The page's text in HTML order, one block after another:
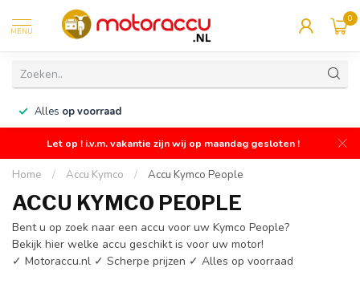
MENU
0
Alles op voorraad
Let op ! i.v.m. vakantie zijn wij op maandag gesloten !
Home / Accu Kymco / Accu Kymco People
ACCU KYMCO PEOPLE
Bent u op zoek naar een accu voor uw Kymco People?
Bekijk hier welke accu geschikt is voor uw motor!
✓ Motoraccu.nl ✓ Scherpe prijzen ✓ Alles op voorraad